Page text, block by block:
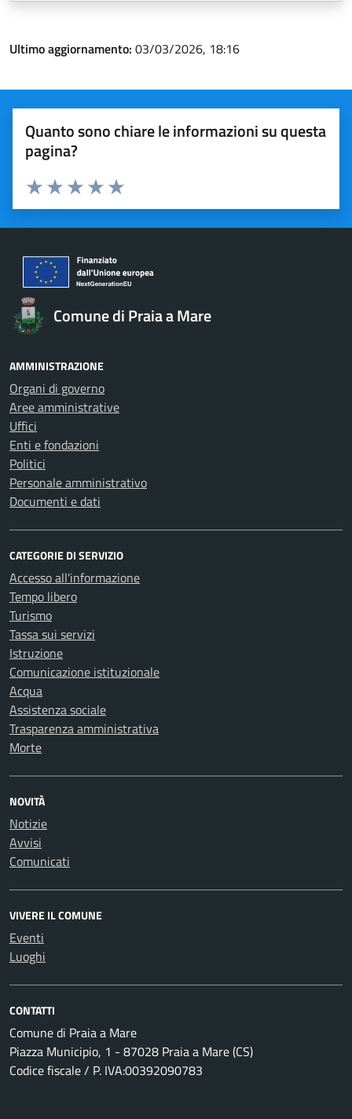
Ultimo aggiornamento: 03/03/2026, 18:16
Quanto sono chiare le informazioni su questa
pagina?
Valuta 5 stelle su 5
Valuta 4 stelle su 5
Valuta 3 stelle su 5
Valuta 2 stelle su 5
Valuta 1 stelle su 5
Comune di Praia a Mare
AMMINISTRAZIONE
Organi di governo
Aree amministrative
Uffici
Enti e fondazioni
Politici
Personale amministrativo
Documenti e dati
CATEGORIE DI SERVIZIO
Accesso all'informazione
Tempo libero
Turismo
Tassa sui servizi
Istruzione
Comunicazione istituzionale
Acqua
Assistenza sociale
Trasparenza amministrativa
Morte
NOVITÀ
Notizie
Avvisi
Comunicati
VIVERE IL COMUNE
Eventi
Luoghi
CONTATTI
Comune di Praia a Mare
Piazza Municipio, 1 - 87028 Praia a Mare (CS)
Codice fiscale / P. IVA:00392090783